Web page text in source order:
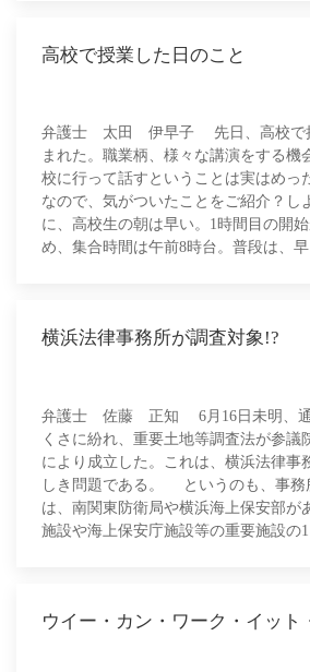
高校で授業した日のこと
弁護士 太田 伊早子 先日、高校で
まれた。職業柄、様々な講演をする機
校に行って話すということは実はめっ
なので、気がついたことをご紹介？
に、高校生の朝は早い。1時間目の開
め、集合時間は午前8時台。普段は、
横浜法律事務所が調査対象!?
弁護士 佐藤 正知 6月16日未明、通
くさに紛れ、重要土地等調査法が参議
により成立した。これは、横浜法律事
しき問題である。 というのも、事務
は、南関東防衛局や横浜海上保安部が
施設や海上保安庁施設等の重要施設の
ウイー・カン・ワーク・イット